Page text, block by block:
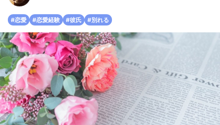
#恋愛 #恋愛経験 #彼氏 #別れる